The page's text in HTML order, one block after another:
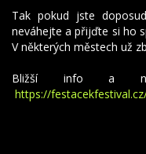
Tak pokud jste
neváhejte a přijďte si ho
V některých městech už
Bližší info a
https://